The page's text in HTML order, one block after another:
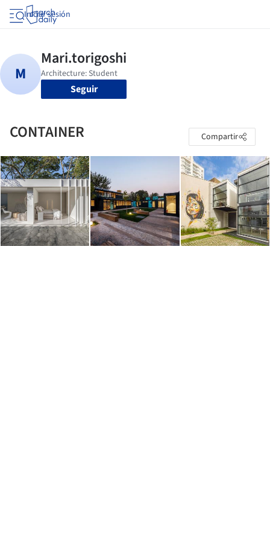
Iniciar sesión
Seguir
CONTAINER Compartir